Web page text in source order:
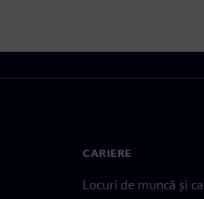
CARIERE
Locuri de muncă și